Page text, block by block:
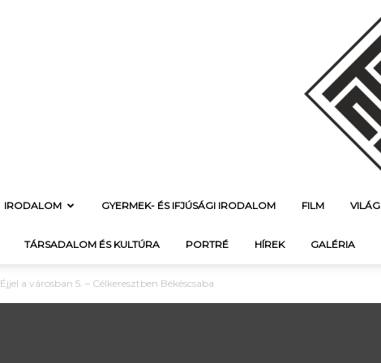
IRODALOM GYERMEK- ÉS IFJÚSÁGI IRODALOM FILM VILÁG
TÁRSADALOM ÉS KULTÚRA PORTRÉ HÍREK GALÉRIA
Éjjel a városban 5. – Célkeresztben Békéscsaba